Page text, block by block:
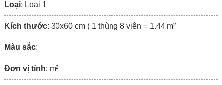
Loại: Loại 1
Kích thước: 30x60 cm ( 1 thùng 8 viên = 1.44 m²
Màu sắc:
Đơn vị tính: m²